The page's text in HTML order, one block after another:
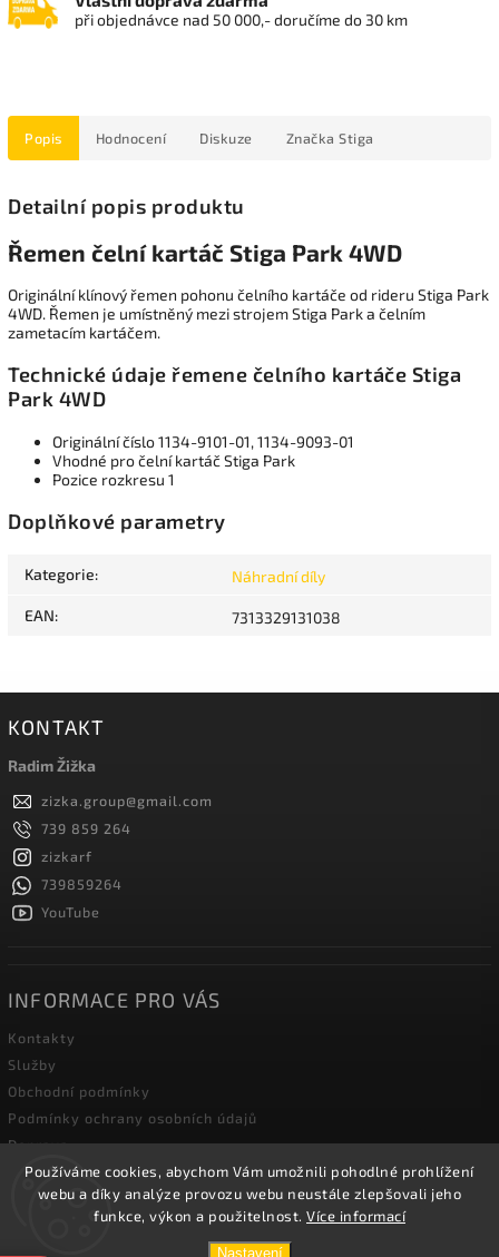
Používáme cookies, abychom Vám umožnili pohodlné prohlížení
webu a díky analýze provozu webu neustále zlepšovali jeho
funkce, výkon a použitelnost. Více informací
Nastavení
při objednávce nad 50 000,- doručíme do 30 km
Popis Hodnocení Diskuze Značka Stiga
Detailní popis produktu
Řemen čelní kartáč Stiga Park 4WD
Originální klínový řemen pohonu čelního kartáče od rideru Stiga Park
4WD. Řemen je umístněný mezi strojem Stiga Park a čelním
zametacím kartáčem.
Technické údaje řemene čelního kartáče Stiga
Park 4WD
Originální číslo 1134-9101-01,1134-9093-01
Vhodné pro čelní kartáč Stiga Park
Pozice rozkresu 1
Doplňkové parametry
Kategorie: Náhradní díly
EAN: 7313329131038
KONTAKT
Radim Žižka
zizka.group@gmail.com
739 859 264
zizkarf
739859264
YouTube
INFORMACE PRO VÁS
Kontakty
Služby
Obchodní podmínky
Podmínky ochrany osobních údajů
Doprava
Blog zahradní techniky
Žižka R&F s.r.o.. Všechna práva vyhrazena.